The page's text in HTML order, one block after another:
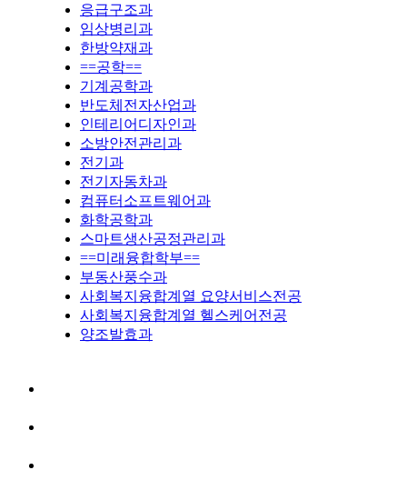
응급구조과
임상병리과
한방약재과
==공학==
기계공학과
반도체전자산업과
인테리어디자인과
소방안전관리과
전기과
전기자동차과
컴퓨터소프트웨어과
화학공학과
스마트생산공정관리과
==미래융합학부==
부동산풍수과
사회복지융합계열 요양서비스전공
사회복지융합계열 헬스케어전공
양조발효과